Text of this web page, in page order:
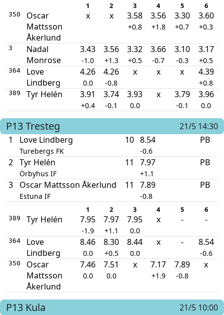
1 2 3 4 5 6
350
Oscar
Mattsson
Åkerlund
x x 3.58
+0.8
3.56
+1.8
3.30
+0.7
3.60
+0.3
3
Nadal
Monrose
3.43
-1.0
3.56
+1.3
3.32
+0.5
3.66
-0.7
3.10
-0.3
3.17
+0.5
364
Love
Lindberg
4.26
0.0
4.26
-0.8
x x x 4.39
+0.8
389 Tyr Helén 3.91
+0.4
3.74
-0.1
3.93
0.0
x 3.79
-0.1
3.96
0.0
P13Tresteg
21/5 14:30
1
Love Lindberg
Turebergs FK
10 8.54
-0.6
PB
2 Tyr Helén
Örbyhus IF
11 7.97
+1.1
PB
3 Oscar Mattsson Åkerlund
Estuna IF
11 7.89
-0.8
PB
1 2 3 4 5 6
389 Tyr Helén 7.95
-1.9
7.97
+1.1
7.95
0.0
x - -
364
Love
Lindberg
8.46
0.0
8.30
+0.5
8.44
0.0
x - 8.54
-0.6
350
Oscar
Mattsson
Åkerlund
7.46
0.0
7.51
0.0
x 7.17
+1.9
7.89
-0.8
x
P13 Kula
21/5 10:00